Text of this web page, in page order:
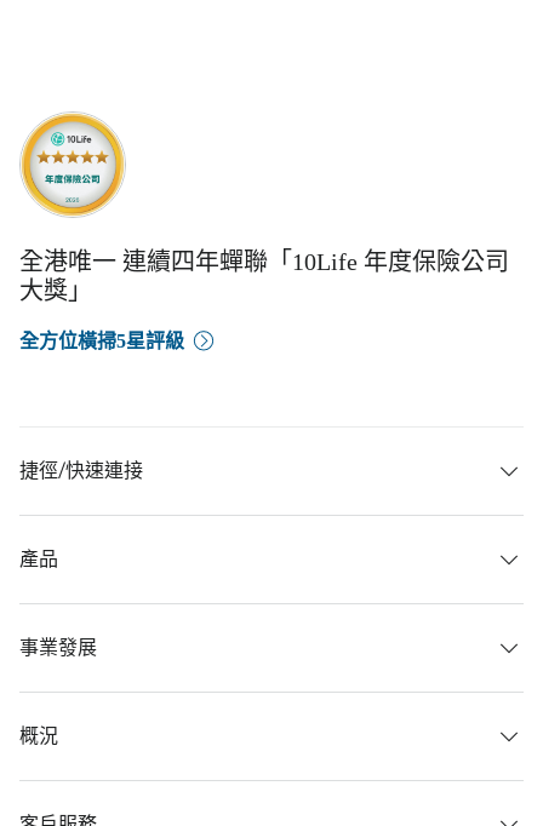
全港唯一 連續四年蟬聯「10Life 年度保險公司
大獎」
全方位橫掃5星評級
捷徑/快速連接
產品
事業發展
概況